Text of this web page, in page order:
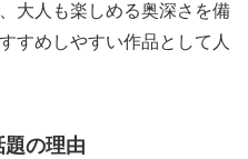
大人も楽しめる奥深さを備
すめしやすい作品として人
の理由